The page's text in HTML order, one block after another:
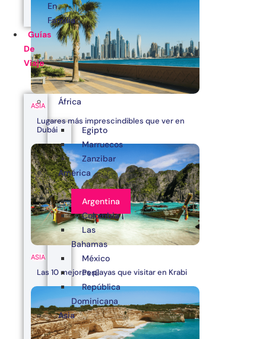
ASIA
Lugares más imprescindibles que ver en
Dubái
ASIA
Las 10 mejores playas que visitar en Krabi
En
Familia
Guías
De
Viaje
África
Egipto
Marruecos
Zanzibar
América
Argentina
Colombia
Las
Bahamas
México
Perú
República
Dominicana
Asia